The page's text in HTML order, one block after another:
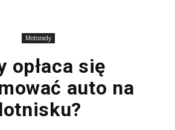
Motorady
opłaca się
auto na
lotnisku?